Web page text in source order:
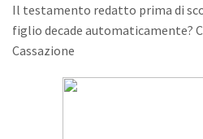
Il testamento redatto prima di
figlio decade automaticamente?
Cassazione